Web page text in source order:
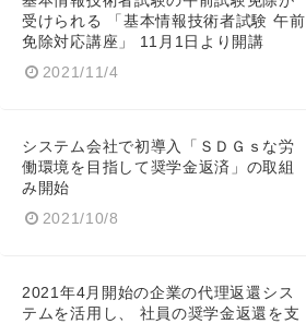
受けられる 「基本情報技術者試験 午前
免除対応講座」 11月1日より開講
2021/11/4
システム会社で初導入「ＳＤＧｓな労
働環境を目指して奨学金返済」の取組
み開始
2021/10/8
2021年4月開始の企業の代理返還シス
テムを活用し、 社員の奨学金返還を支